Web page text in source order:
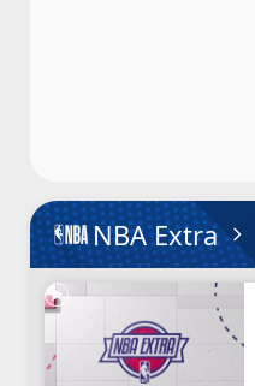
NBA Extra